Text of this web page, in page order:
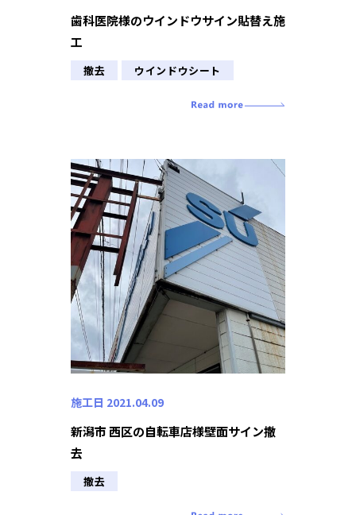
歯科医院様のウインドウサイン貼替え施
工
撤去 ウインドウシート
施工日 2021.04.09
新潟市 西区の自転車店様壁面サイン撤
去
撤去